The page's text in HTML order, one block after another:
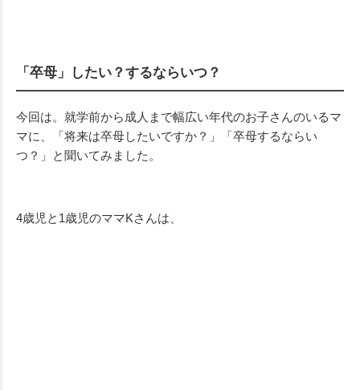
「卒母」したい？するならいつ？
今回は。就学前から成人まで幅広い年代のお子さんのいるマ
マに、「将来は卒母したいですか？」「卒母するならい
つ？」と聞いてみました。
4歳児と1歳児のママKさんは、